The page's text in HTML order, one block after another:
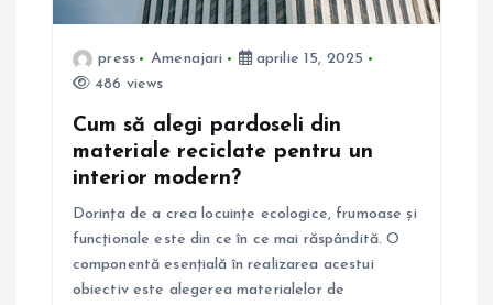
r
press Amenajari
aprilie 15, 2025
486 views
Cum să alegi pardoseli din
materiale reciclate pentru un
interior modern?
Dorința de a crea locuințe ecologice, frumoase și
funcționale este din ce în ce mai răspândită. O
componentă esențială în realizarea acestui
obiectiv este alegerea materialelor de